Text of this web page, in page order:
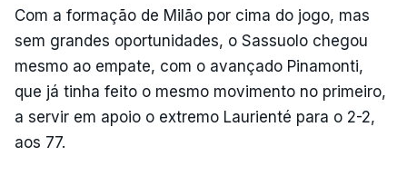
Com a formação de Milão por cima do jogo, mas
sem grandes oportunidades, o Sassuolo chegou
mesmo ao empate, com o avançado Pinamonti,
que já tinha feito o mesmo movimento no primeiro,
a servir em apoio o extremo Laurienté para o 2-2,
aos 77.